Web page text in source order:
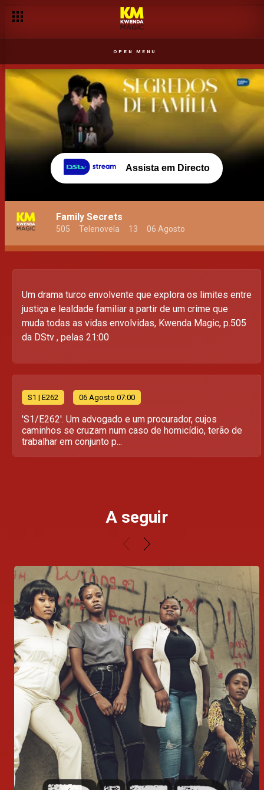
OPEN MENU
Assista em Directo
Family Secrets
505 Telenovela 13 06 Agosto
Um drama turco envolvente que explora os limites entre
justiça e lealdade familiar a partir de um crime que
muda todas as vidas envolvidas, Kwenda Magic, p.505
da DStv , pelas 21:00
S1 | E262 06 Agosto 07:00
'S1/E262'. Um advogado e um procurador, cujos
caminhos se cruzam num caso de homicídio, terão de
trabalhar em conjunto p...
A seguir